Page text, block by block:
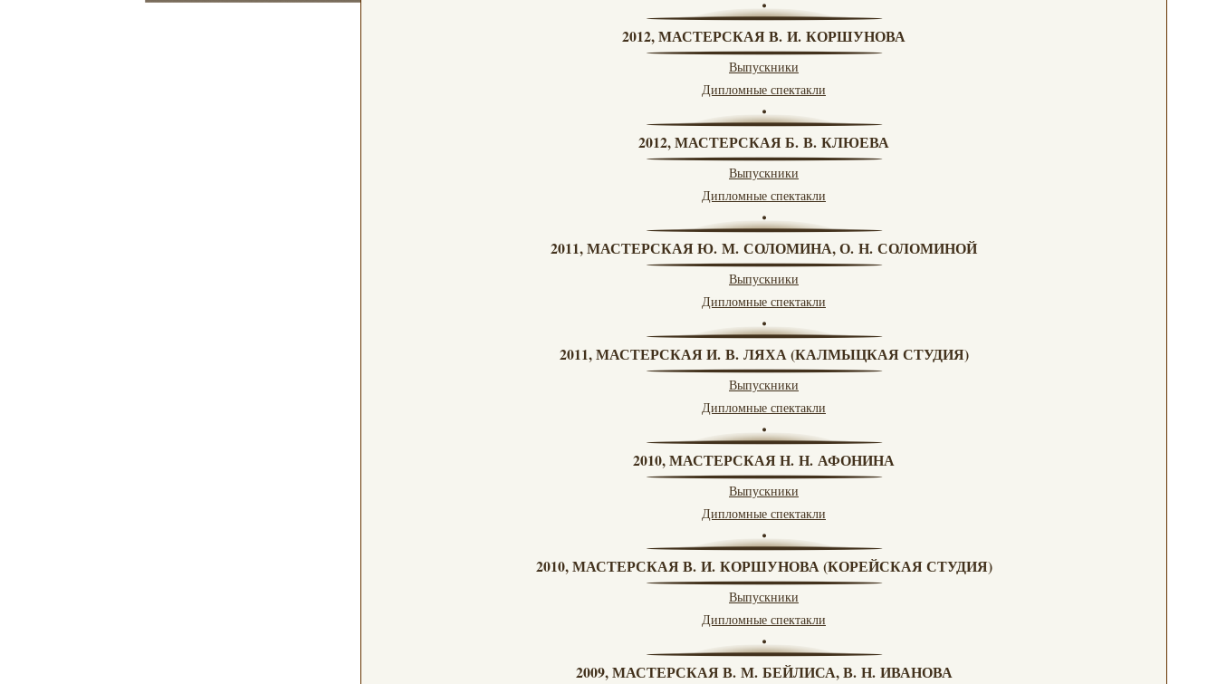
2012, МАСТЕРСКАЯ В. И. КОРШУНОВА
Выпускники
Дипломные спектакли
2012, МАСТЕРСКАЯ Б. В. КЛЮЕВА
Выпускники
Дипломные спектакли
2011, МАСТЕРСКАЯ Ю. М. СОЛОМИНА, О. Н. СОЛОМИНОЙ
Выпускники
Дипломные спектакли
2011, МАСТЕРСКАЯ И. В. ЛЯХА (КАЛМЫЦКАЯ СТУДИЯ)
Выпускники
Дипломные спектакли
2010, МАСТЕРСКАЯ Н. Н. АФОНИНА
Выпускники
Дипломные спектакли
2010, МАСТЕРСКАЯ В. И. КОРШУНОВА (КОРЕЙСКАЯ СТУДИЯ)
Выпускники
Дипломные спектакли
2009, МАСТЕРСКАЯ В. М. БЕЙЛИСА, В. Н. ИВАНОВА